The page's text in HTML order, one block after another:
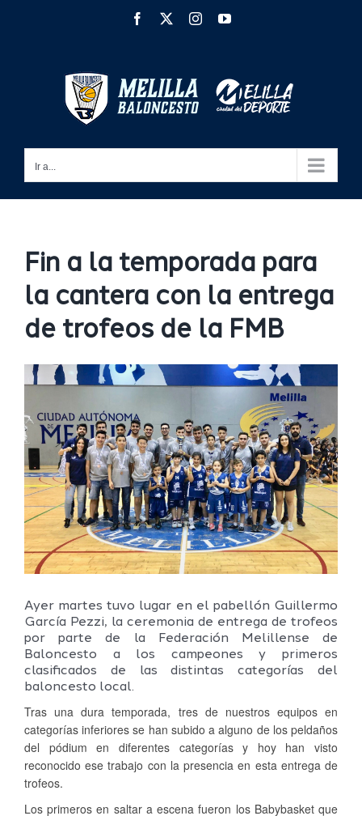
Facebook InstagramYouTube
Ir a...
Fin a la temporada para
la cantera con la entrega
de trofeos de la FMB
Ver
más
grande
Ayer martes tuvo lugar en el pabellón Guillermo
García Pezzi, la ceremonia de entrega de trofeos
por parte de la Federación Melillense de
Baloncesto a los campeones y primeros
clasificados de las distintas categorías del
baloncesto local.
Tras una dura temporada, tres de nuestros equipos en
categorías inferiores se han subido a alguno de los peldaños
del pódium en diferentes categorías y hoy han visto
reconocido ese trabajo con la presencia en esta entrega de
trofeos.
Los primeros en saltar a escena fueron los Babybasket que